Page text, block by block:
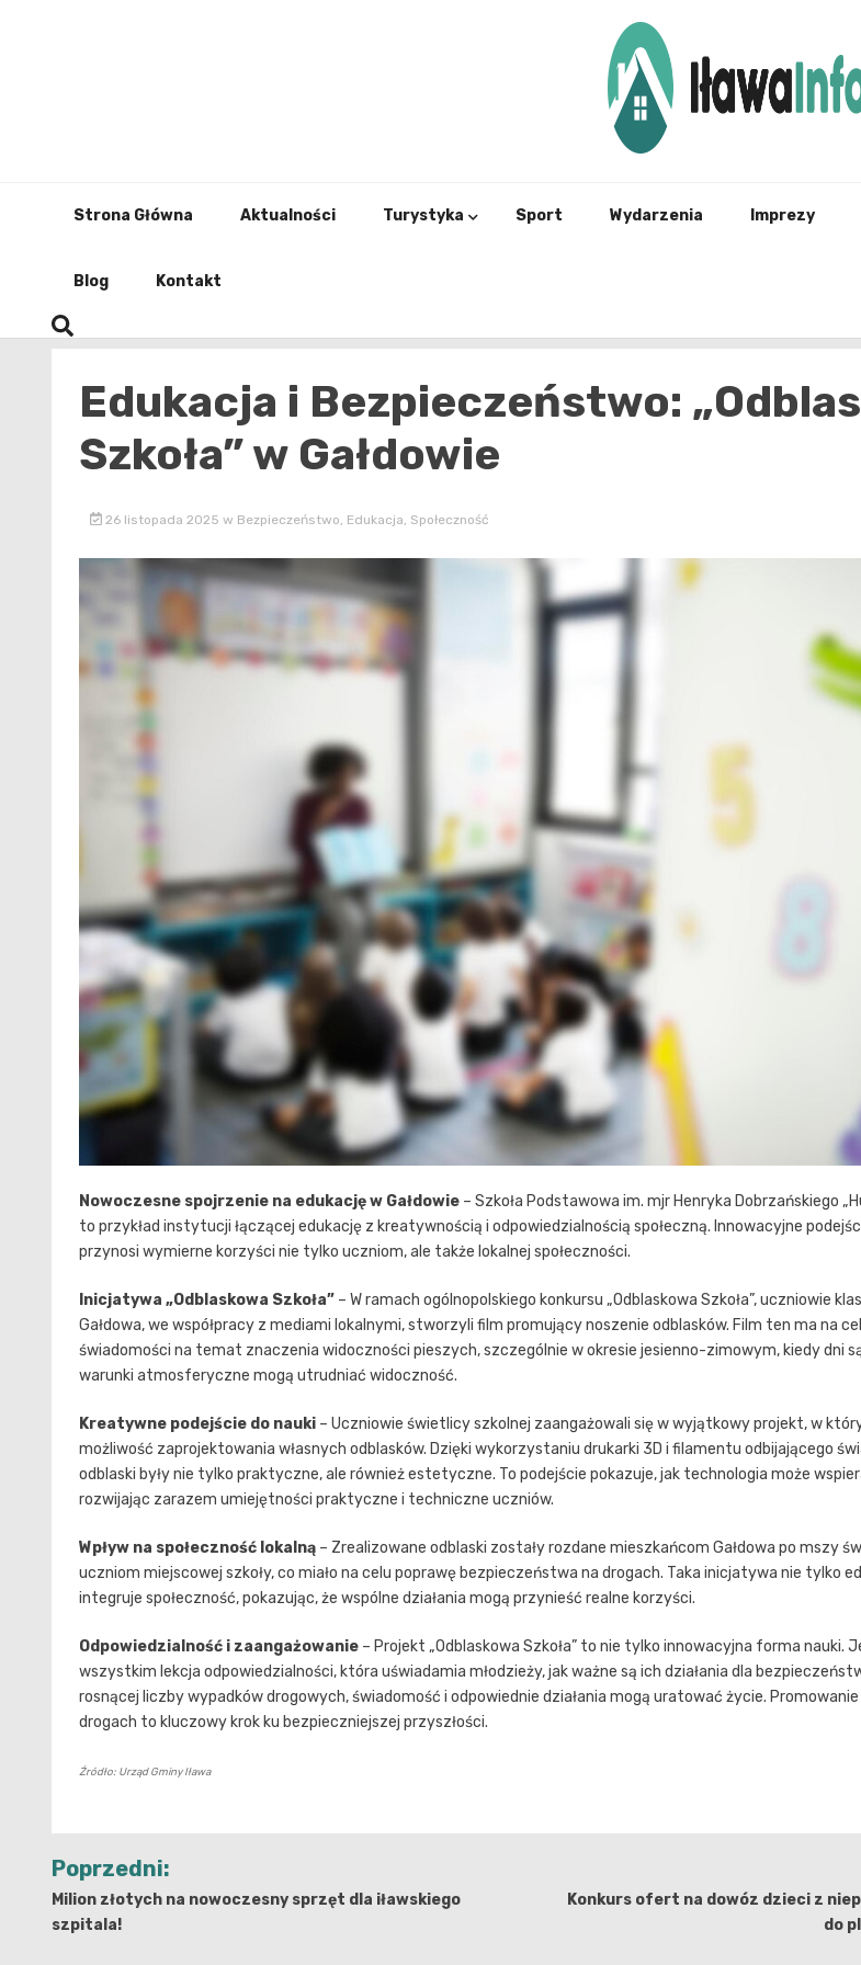
Strona Główna Aktualności Turystyka Sport Wydarzenia Imprezy
Blog Kontakt
Edukacja i Bezpieczeństwo:
Szkoła” w Gałdowie
26 listopada 2025 w Bezpieczeństwo Edukacja Społeczność
Nowoczesne spojrzenie na edukację w Gałdowie – Szkoła Podstawowa im. mjr Henryka Dobrzańskiego
to przykład instytucji łączącej edukację z kreatywnością i odpowiedzialnością społeczną. Innowacyjne
przynosi wymierne korzyści nie tylko uczniom, ale także lokalnej społeczności.
Inicjatywa „Odblaskowa Szkoła” – W ramach ogólnopolskiego konkursu „Odblaskowa Szkoła”, uczniowie
Gałdowa, we współpracy z mediami lokalnymi, stworzyli film promujący noszenie odblasków. Film ten ma na
świadomości na temat znaczenia widoczności pieszych, szczególnie w okresie jesienno-zimowym, kiedy dni
warunki atmosferyczne mogą utrudniać widoczność.
Kreatywne podejście do nauki – Uczniowie świetlicy szkolnej zaangażowali się w wyjątkowy projekt, w
możliwość zaprojektowania własnych odblasków. Dzięki wykorzystaniu drukarki 3D i filamentu odbijającego
odblaski były nie tylko praktyczne, ale również estetyczne. To podejście pokazuje, jak technologia może
rozwijając zarazem umiejętności praktyczne i techniczne uczniów.
Wpływ na społeczność lokalną – Zrealizowane odblaski zostały rozdane mieszkańcom Gałdowa po mszy
uczniom miejscowej szkoły, co miało na celu poprawę bezpieczeństwa na drogach. Taka inicjatywa nie tylko
integruje społeczność, pokazując, że wspólne działania mogą przynieść realne korzyści.
Odpowiedzialność i zaangażowanie – Projekt „Odblaskowa Szkoła” to nie tylko innowacyjna forma nauki.
wszystkim lekcja odpowiedzialności, która uświadamia młodzieży, jak ważne są ich działania dla
rosnącej liczby wypadków drogowych, świadomość i odpowiednie działania mogą uratować życie.
drogach to kluczowy krok ku bezpieczniejszej przyszłości.
Źródło: Urząd Gminy Iława
Nawigacja
wpisu
Poprzedni:
Milion złotych na nowoczesny sprzęt dla iławskiego
szpitala!
Konkurs ofert na dowóz dzieci z
do